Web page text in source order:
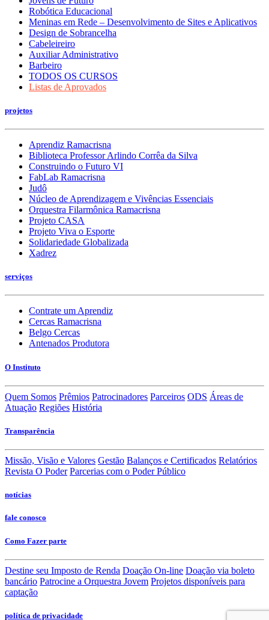
Robótica Educacional
Meninas em Rede – Desenvolvimento de Sites e Aplicativos
Design de Sobrancelha
Cabeleireiro
Auxiliar Administrativo
Barbeiro
TODOS OS CURSOS
Listas de Aprovados
projetos
Aprendiz Ramacrisna
Biblioteca Professor Arlindo Corrêa da Silva
Construindo o Futuro VI
FabLab Ramacrisna
Judô
Núcleo de Aprendizagem e Vivências Essenciais
Orquestra Filarmônica Ramacrisna
Projeto CASA
Projeto Viva o Esporte
Solidariedade Globalizada
Xadrez
serviços
Contrate um Aprendiz
Cercas Ramacrisna
Belgo Cercas
Antenados Produtora
O Instituto
Quem Somos Prêmios Patrocinadores Parceiros ODS Áreas de
Atuação Regiões História
Transparência
Missão, Visão e Valores Gestão Balanços e Certificados Relatórios
Revista O Poder Parcerias com o Poder Público
notícias
fale conosco
Como Fazer parte
Destine seu Imposto de Renda Doação On-line Doação via boleto
bancário Patrocine a Orquestra Jovem Projetos disponíveis para
captação
política de privacidade